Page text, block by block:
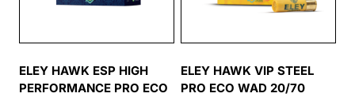
ELEY HAWK ESP HIGH
PERFORMANCE PRO ECO
ELEY HAWK VIP STEEL
PRO ECO WAD 20/70